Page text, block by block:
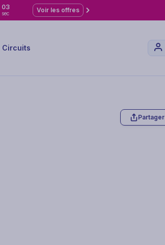
02
sec Voir les offres
Circuits
Partager